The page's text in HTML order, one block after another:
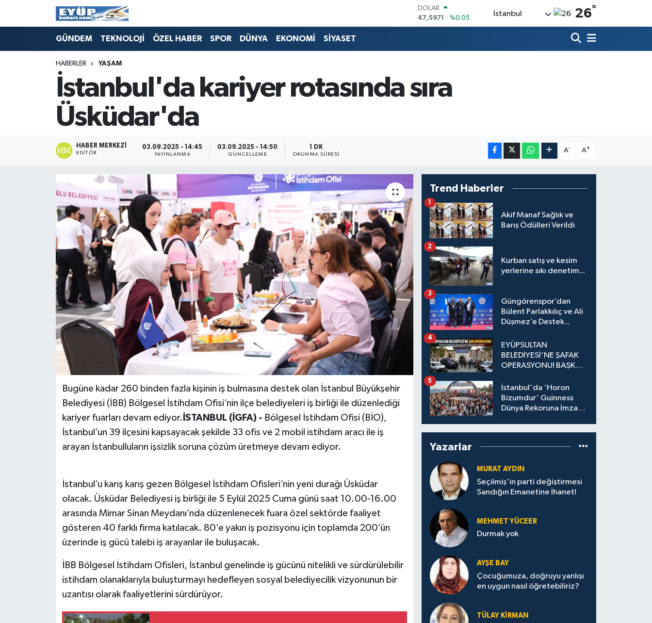
DOLAR
47,5971
%0.05
EURO
BİST100
13.703
%0
İstanbul 26°
GÜNDEM TEKNOLOJİ ÖZEL HABER SPOR DÜNYA EKONOMİ SİYASET
HABERLER YAŞAM
İstanbul'da kariyer rotasında sıra
Üsküdar'da
HABER MERKEZI
EDITÖR
03.09.2025 - 14:45
YAYINLANMA
03.09.2025 - 14:50
GÜNCELLEME
1 DK
OKUNMA SÜRESI
A- A+
Bugüne kadar 260 binden fazla kişinin iş bulmasına destek olan İstanbul Büyükşehir
Belediyesi (İBB) Bölgesel İstihdam Ofisi’nin ilçe belediyeleri iş birliği ile düzenlediği
kariyer fuarları devam ediyor. İSTANBUL (İGFA) - Bölgesel İstihdam Ofisi (BİO),
İstanbul’un 39 ilçesini kapsayacak şekilde 33 ofis ve 2 mobil istihdam aracı ile iş
arayan İstanbulluların işsizlik soruna çözüm üretmeye devam ediyor.
İstanbul’u karış karış gezen Bölgesel İstihdam Ofisleri’nin yeni durağı Üsküdar
olacak. Üsküdar Belediyesi iş birliği ile 5 Eylül 2025 Cuma günü saat 10.00-16.00
arasında Mimar Sinan Meydanı’nda düzenlenecek fuara özel sektörde faaliyet
gösteren 40 farklı firma katılacak. 80’e yakın iş pozisyonu için toplamda 200’ün
üzerinde iş gücü talebi iş arayanlar ile buluşacak.
İBB Bölgesel İstihdam Ofisleri, İstanbul genelinde iş gücünü nitelikli ve sürdürülebilir
istihdam olanaklarıyla buluşturmayı hedefleyen sosyal belediyecilik vizyonunun bir
uzantısı olarak faaliyetlerini sürdürüyor.
Trend Haberler
Akif Manaf Sağlık ve
Barış Ödülleri Verildi
1
Kurban satış ve kesim
yerlerine sıkı denetim...
2
Güngörenspor’dan
Bülent Parlakkılıç ve Ali
Düşmez’e Destek...
3
EYÜPSULTAN
BELEDİYESİ'NE ŞAFAK
OPERASYONU! BAŞKAN
KALEM MÜDÜRÜ
GÖZALTINDA
4
İstanbul'da 'Horon
Bizumdur' Guinness
Dünya Rekoruna İmza
5
Yazarlar
MURAT AYDIN
Seçilmiş'in parti değiştirmesi
Sandığın Emanetine İhanet!
MEHMET YÜCEER
Durmak yok
AYŞE BAY
Çocuğumuza, doğruyu yanlışı
en uygun nasıl öğretebiliriz?
TÜLAY KİRMAN